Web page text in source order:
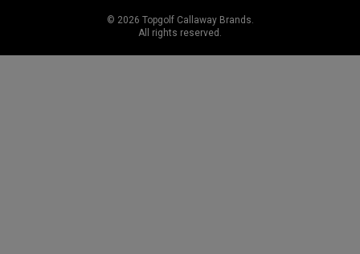
© 2026 Topgolf Callaway Brands.
All rights reserved.